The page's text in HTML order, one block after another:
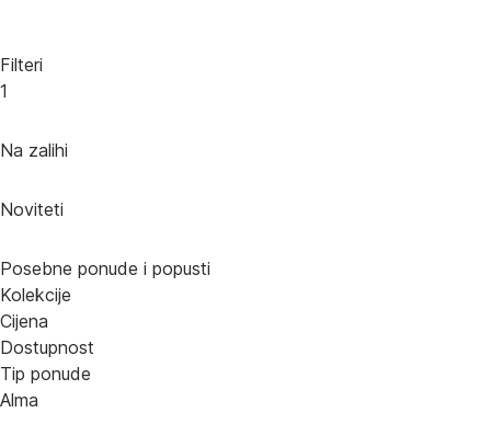
Filteri
1
Na zalihi
Noviteti
Posebne ponude i popusti
Kolekcije
Cijena
Dostupnost
Tip ponude
Alma